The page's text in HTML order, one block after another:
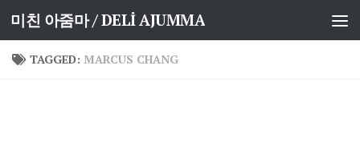
Skip to content
미친 아줌마 / DELİ AJUMMA
TAGGED: MARCUS CHANG